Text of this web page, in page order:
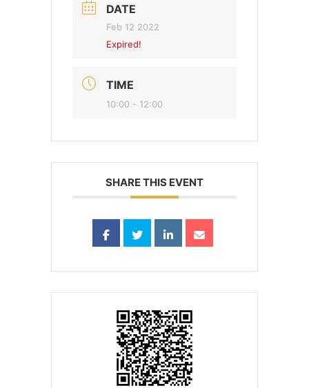
DATE
Feb 12 2022
Expired!
TIME
10:00 - 12:00
SHARE THIS EVENT